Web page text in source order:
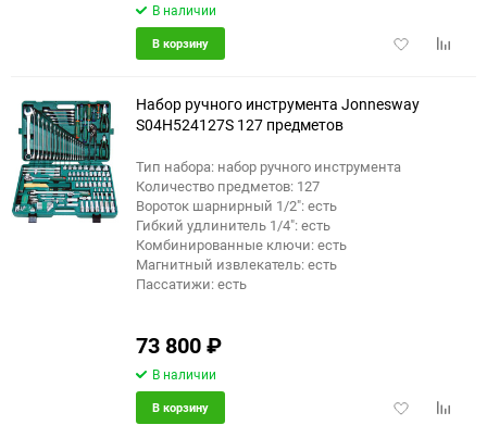
В наличии
Добавить
В корзину
Набор ручного инструмента Jonnesway
S04H524127S 127 предметов
Тип набора: набор ручного инструмента
Количество предметов: 127
Вороток шарнирный 1/2": есть
Гибкий удлинитель 1/4": есть
Комбинированные ключи: есть
Магнитный извлекатель: есть
Пассатижи: есть
73 800₽
В наличии
Добавить
В корзину